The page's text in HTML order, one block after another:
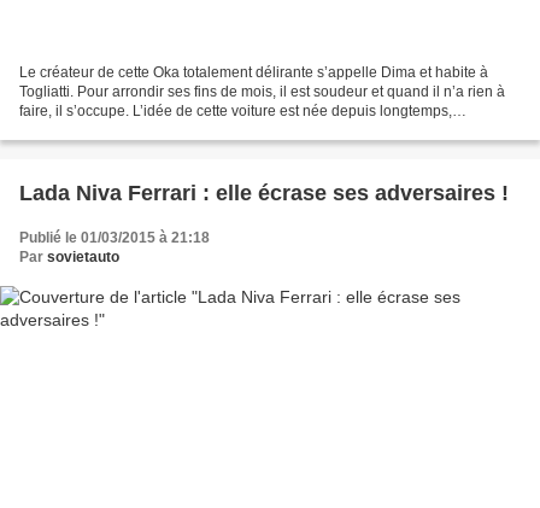
Le créateur de cette Oka totalement délirante s’appelle Dima et habite à
Togliatti. Pour arrondir ses fins de mois, il est soudeur et quand il n’a rien à
faire, il s’occupe. L’idée de cette voiture est née depuis longtemps,
Lada Niva Ferrari : elle écrase ses adversaires !
Publié le 01/03/2015 à 21:18
Par sovietauto